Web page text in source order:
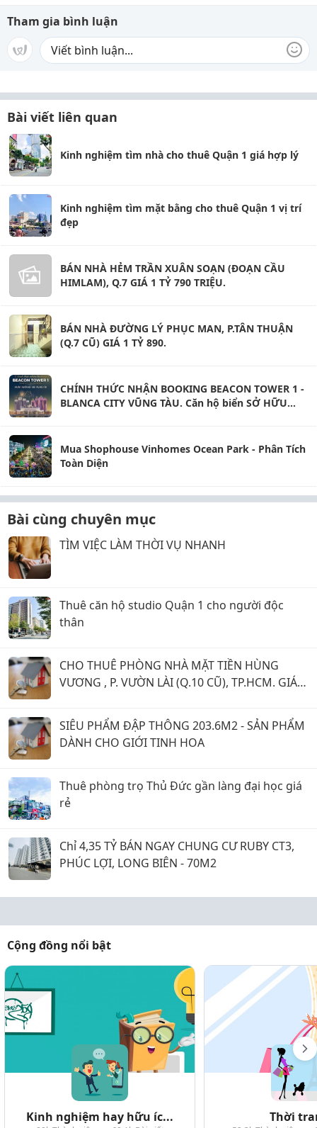
Tham gia bình luận
Bài viết liên quan
Kinh nghiệm tìm nhà cho thuê Quận 1 giá hợp lý
Kinh nghiệm tìm mặt bằng cho thuê Quận 1 vị trí
đẹp
BÁN NHÀ HẺM TRẦN XUÂN SOẠN (ĐOẠN CẦU
HIMLAM), Q.7 GIÁ 1 TỶ 790 TRIỆU.
BÁN NHÀ ĐƯỜNG LÝ PHỤC MAN, P.TÂN THUẬN
(Q.7 CŨ) GIÁ 1 TỶ 890.
CHÍNH THỨC NHẬN BOOKING BEACON TOWER 1 -
BLANCA CITY VŨNG TÀU. Căn hộ biển SỞ HỮU
Mua Shophouse Vinhomes Ocean Park - Phân Tích
Toàn Diện
Bài cùng chuyên mục
TÌM VIỆC LÀM THỜI VỤ NHANH
Thuê căn hộ studio Quận 1 cho người độc
thân
CHO THUÊ PHÒNG NHÀ MẶT TIỀN HÙNG
VƯƠNG , P. VƯỜN LÀI (Q.10 CŨ), TP.HCM. GIÁ 4
SIÊU PHẨM ĐẬP THÔNG 203.6M2 - SẢN PHẨM
DÀNH CHO GIỚI TINH HOA
Thuê phòng trọ Thủ Đức gần làng đại học giá
rẻ
Chỉ 4,35 TỶ BÁN NGAY CHUNG CƯ RUBY CT3,
PHÚC LỢI, LONG BIÊN - 70M2
Cộng đồng nổi bật
Kinh nghiệm hay hữu íc... Thời